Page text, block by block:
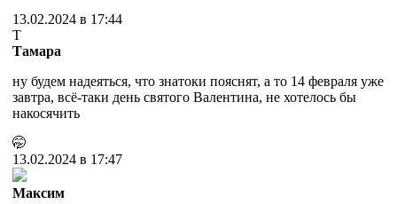
13.02.2024 в 17:44
Т
Тамара
ну будем надеяться, что знатоки пояснят, а то 14 февраля уже
завтра, всё-таки день святого Валентина, не хотелось бы
накосячить
🤭
13.02.2024 в 17:47
Максим